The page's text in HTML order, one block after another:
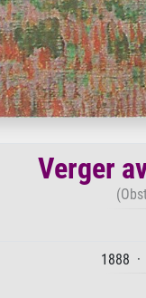
Verger
1888